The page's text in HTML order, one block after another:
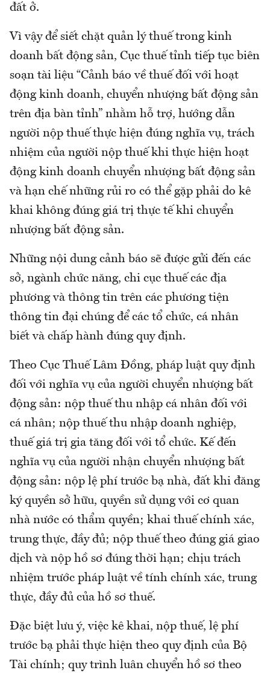
đất ở.
Vì vậy để siết chặt quản lý thuế trong kinh
doanh bất động sản, Cục thuế tỉnh tiếp tục biên
soạn tài liệu “Cảnh báo về thuế đối với hoạt
động kinh doanh, chuyển nhượng bất động sản
trên địa bàn tỉnh” nhằm hỗ trợ, hướng dẫn
người nộp thuế thực hiện đúng nghĩa vụ, trách
nhiệm của người nộp thuế khi thực hiện hoạt
động kinh doanh chuyển nhượng bất động sản
và hạn chế những rủi ro có thể gặp phải do kê
khai không đúng giá trị thực tế khi chuyển
nhượng bất động sản.
Những nội dung cảnh báo sẽ được gửi đến các
sở, ngành chức năng, chi cục thuế các địa
phương và thông tin trên các phương tiện
thông tin đại chúng để các tổ chức, cá nhân
biết và chấp hành đúng quy định.
Theo Cục Thuế Lâm Đồng, pháp luật quy định
đối với nghĩa vụ của người chuyển nhượng bất
động sản: nộp thuế thu nhập cá nhân đối với
cá nhân; nộp thuế thu nhập doanh nghiệp,
thuế giá trị gia tăng đối với tổ chức. Kế đến
nghĩa vụ của người nhận chuyển nhượng bất
động sản: nộp lệ phí trước bạ nhà, đất khi đăng
ký quyền sở hữu, quyền sử dụng với cơ quan
nhà nước có thẩm quyền; khai thuế chính xác,
trung thực, đầy đủ; nộp thuế theo đúng giá giao
dịch và nộp hồ sơ đúng thời hạn; chịu trách
nhiệm trước pháp luật về tính chính xác, trung
thực, đầy đủ của hồ sơ thuế.
Đặc biệt lưu ý, việc kê khai, nộp thuế, lệ phí
trước bạ phải thực hiện theo quy định của Bộ
Tài chính; quy trình luân chuyển hồ sơ theo